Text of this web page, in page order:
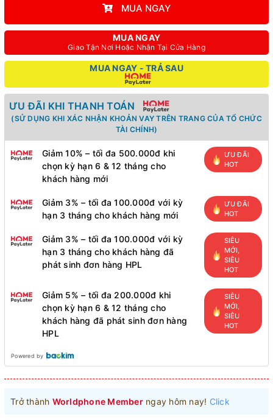
MUA NGAY
MUA NGAY
Giao Tận Nơi Hoặc Nhận Tại Cửa Hàng
MUA NGAY - TRẢ SAU
ƯU ĐÃI KHI THANH TOÁN
(SỬ DỤNG KHI XÁC NHẬN KHOẢN VAY TRÊN TRANG CỦA TỔ CHỨC
TÀI CHÍNH)
Giảm 10% – tối đa 500.000đ khi
chọn kỳ hạn 6 & 12 tháng cho
khách hàng mới
ƯU ĐÃI
HOT
Giảm 3% – tối đa 100.000đ với kỳ
hạn 3 tháng cho khách hàng mới
ƯU ĐÃI
HOT
Giảm 3% – tối đa 100.000đ với kỳ
hạn 3 tháng cho khách hàng đã
phát sinh đơn hàng HPL
SIÊU
MỚI,
SIÊU
HOT
Giảm 5% – tối đa 200.000đ khi
chọn kỳ hạn 6 & 12 tháng cho
khách hàng đã phát sinh đơn hàng
HPL
SIÊU
MỚI,
SIÊU
HOT
Powered by
Trở thành Worldphone Memberngay hôm nay! Click